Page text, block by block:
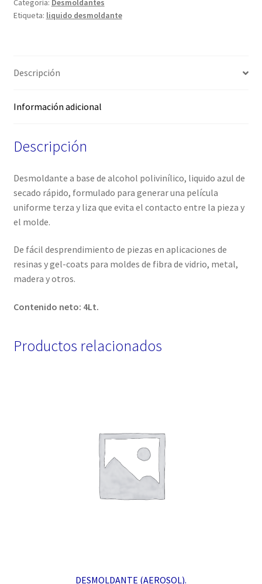
Categoría: Desmoldantes
Etiqueta: liquido desmoldante
Descripción
Información adicional
Descripción
Desmoldante a base de alcohol polivinílico, liquido azul de
secado rápido, formulado para generar una película
uniforme terza y liza que evita el contacto entre la pieza y
el molde.
De fácil desprendimiento de piezas en aplicaciones de
resinas y gel-coats para moldes de fibra de vidrio, metal,
madera y otros.
Contenido neto: 4Lt.
Productos relacionados
DESMOLDANTE (AEROSOL).